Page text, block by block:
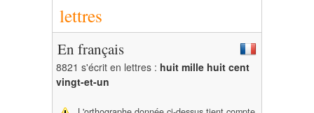
lettres
En français
8821 s'écrit en lettres : huit mille huit cent
vingt-et-un